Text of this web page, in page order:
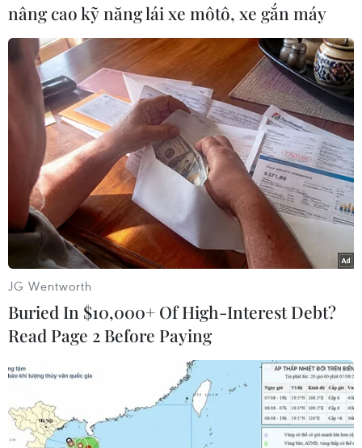
"nhà cung cấp sầu riêng
hàng đầu" cho Trung
Quốc
Sầu riêng Thái Lan vào thị trường Trung Quốc đạt
gần 2,67 tỷ USD, chiếm 75% tổng lượng trái cây
nhập khẩu của Trung Quốc trong quý 2 vừa qua -
cải thiện đáng kể so với mức 42,5% ghi nhận hồi
quý 1.
(TTXVN/Vietnam+)
nâng cao kỹ năng lái xe môtô, xe gắn máy
JG Wentworth
Buried In $10,000+ Of High-Interest Debt?
Read Page 2 Before Paying